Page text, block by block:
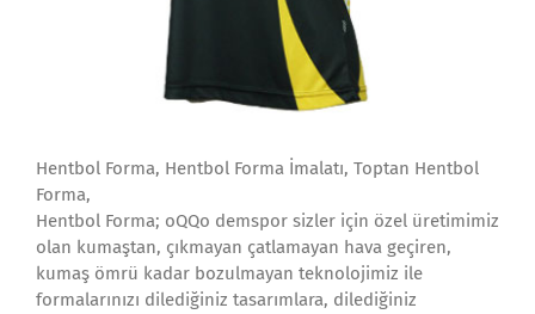
Hentbol Forma, Hentbol Forma İmalatı, Toptan Hentbol
Forma,
Hentbol Forma; oQQo demspor sizler için özel üretimimiz
olan kumaştan, çıkmayan çatlamayan hava geçiren,
kumaş ömrü kadar bozulmayan teknolojimiz ile
formalarınızı dilediğiniz tasarımlara, dilediğiniz